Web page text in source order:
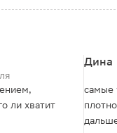
ли хватит
Дина
самые